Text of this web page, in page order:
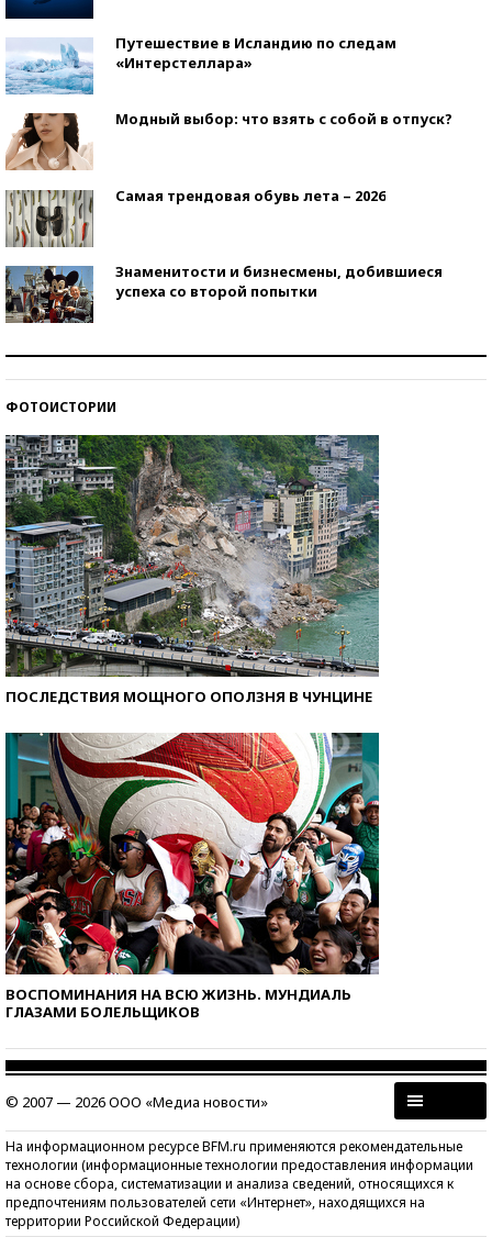
Путешествие в Исландию по следам
«Интерстеллара»
Модный выбор: что взять с собой в отпуск?
Самая трендовая обувь лета – 2026
Знаменитости и бизнесмены, добившиеся
успеха со второй попытки
ФОТОИСТОРИИ
ПОСЛЕДСТВИЯ МОЩНОГО ОПОЛЗНЯ В ЧУНЦИНЕ
ВОСПОМИНАНИЯ НА ВСЮ ЖИЗНЬ. МУНДИАЛЬ
ГЛАЗАМИ БОЛЕЛЬЩИКОВ
© 2007 — 2026 ООО «Медиа новости»
На информационном ресурсе BFM.ru применяются рекомендательные
технологии (информационные технологии предоставления информации
на основе сбора, систематизации и анализа сведений, относящихся к
предпочтениям пользователей сети «Интернет», находящихся на
территории Российской Федерации)